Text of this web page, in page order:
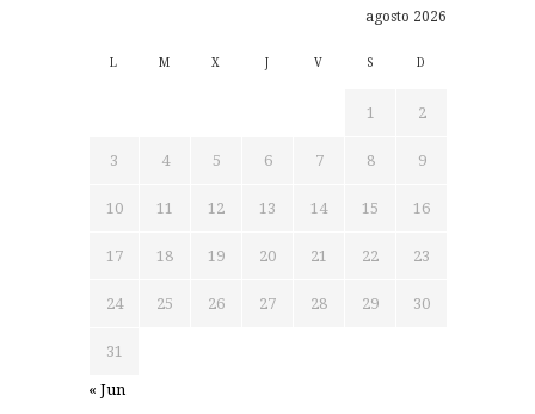
agosto 2026
L M X J V S D
1 2
3 4 5 6 7 8 9
10 11 12 13 14 15 16
17 18 19 20 21 22 23
24 25 26 27 28 29 30
31
« Jun